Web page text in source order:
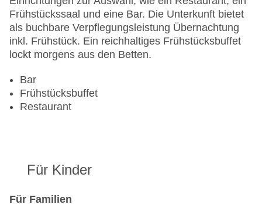
Frühstückssaal und eine Bar. Die Unterkunft bietet
als buchbare Verpflegungsleistung Übernachtung
inkl. Frühstück. Ein reichhaltiges Frühstücksbuffet
lockt morgens aus den Betten.
Bar
Frühstücksbuffet
Restaurant
Für Kinder
Für Familien